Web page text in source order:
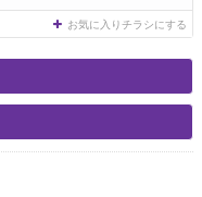
お気に入りチラシにする